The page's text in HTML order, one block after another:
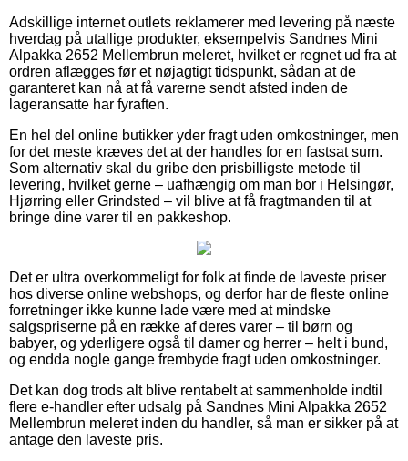
Adskillige internet outlets reklamerer med levering på næste
hverdag på utallige produkter, eksempelvis Sandnes Mini
Alpakka 2652 Mellembrun meleret, hvilket er regnet ud fra at
ordren aflægges før et nøjagtigt tidspunkt, sådan at de
garanteret kan nå at få varerne sendt afsted inden de
lageransatte har fyraften.
En hel del online butikker yder fragt uden omkostninger, men
for det meste kræves det at der handles for en fastsat sum.
Som alternativ skal du gribe den prisbilligste metode til
levering, hvilket gerne – uafhængig om man bor i Helsingør,
Hjørring eller Grindsted – vil blive at få fragtmanden til at
bringe dine varer til en pakkeshop.
Det er ultra overkommeligt for folk at finde de laveste priser
hos diverse online webshops, og derfor har de fleste online
forretninger ikke kunne lade være med at mindske
salgspriserne på en række af deres varer – til børn og
babyer, og yderligere også til damer og herrer – helt i bund,
og endda nogle gange frembyde fragt uden omkostninger.
Det kan dog trods alt blive rentabelt at sammenholde indtil
flere e-handler efter udsalg på Sandnes Mini Alpakka 2652
Mellembrun meleret inden du handler, så man er sikker på at
antage den laveste pris.